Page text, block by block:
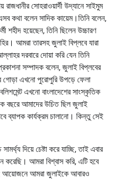
সোহরাওয়ার্দী উদ্যানে সাইমুম
কথা বলেন সাদিক কায়েম।তিনি বলেন,
হয়েছেন, তিনি ছিলেন উচ্চারণ
আমরা তারসহ জুলাই বিপ্লবে যারা
দরবারে দোয়া করি যেন তিনি
সম্পাদক বলেন, জুলাই বিপ্লবের
গোড়া এখনো পুরোপুরি উপড়ে ফেলা
এখনো বাংলাদেশের সাংস্কৃতিক
বছরে আমাদের উচিত ছিল জুলাই
ব্যাপক কার্যক্রম চালানো। কিন্তু সেই
দিয়ে চেষ্টা করে যাচ্ছি, তাই এবার
আমরা বিশ্বাস করি, এটি হবে
আমরা জুলাইকে আবারও